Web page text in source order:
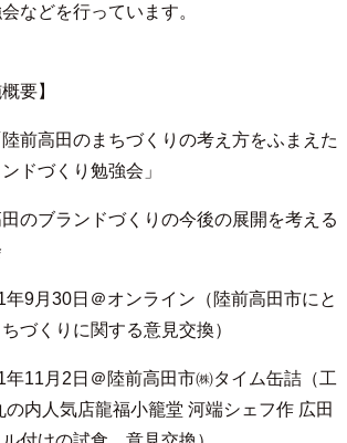
などを行っています。
要】
前高田のまちづくりの考え方をふまえた
ドづくり勉強会」
のブランドづくりの今後の展開を考える
年9月30日＠オンライン（陸前高田市にと
づくりに関する意見交換）
年11月2日＠陸前高田市㈱タイム缶詰（工
の内人気店龍福小籠堂 河端シェフ作 広田